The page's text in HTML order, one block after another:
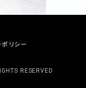
リシー
RESERVED